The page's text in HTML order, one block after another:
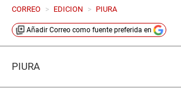
CORREO > EDICION > PIURA
Añadir Correo como fuente preferida en
PIURA